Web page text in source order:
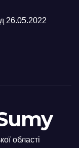
26.05.2022
області